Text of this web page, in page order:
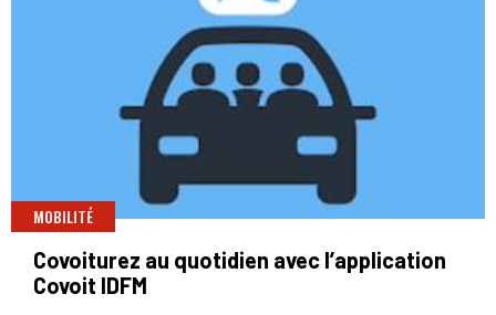
MOBILITÉ
Covoiturez au quotidien avec l’application
Covoit IDFM